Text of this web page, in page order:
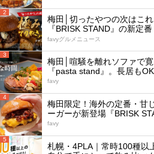
2
梅田│切ったやつの次はこ
『BRISK STAND』の新定番
favyグルメニュース
3
梅田│喧騒を離れソファで
『pasta stand』。長居も
favy
4
梅田限定！海外の定番・甘
ーガーが新登場『BRISK
favy
5
札幌・4PLA｜常時100種以